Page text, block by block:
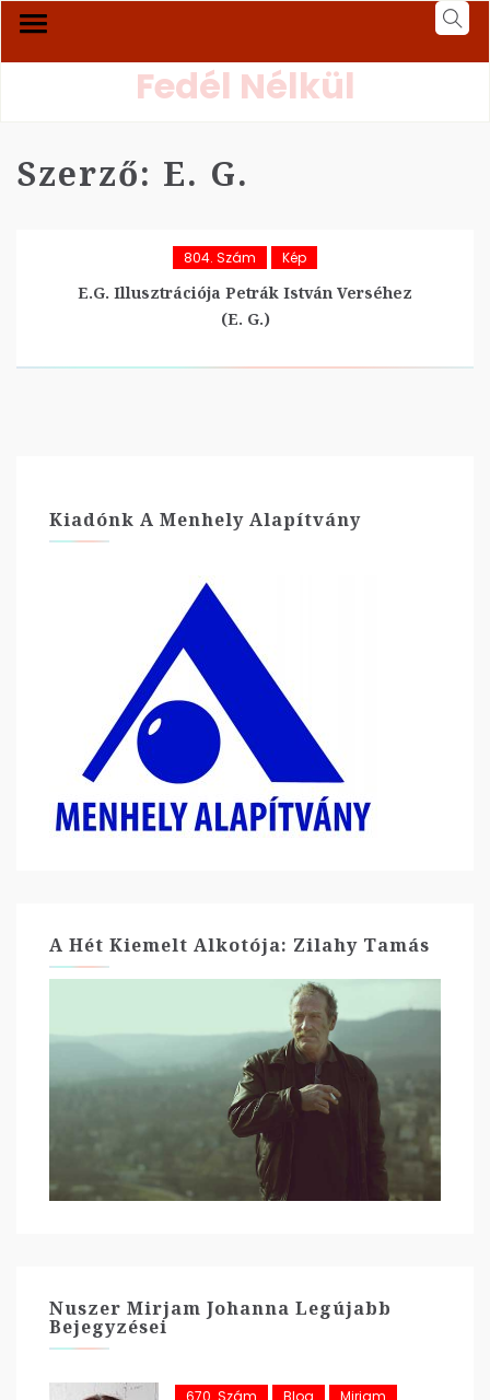
Fedél Nélkül
Szerző: E. G.
804. Szám Kép
E.G. Illusztrációja Petrák István Verséhez
(E. G.)
Kiadónk A Menhely Alapítvány
A Hét Kiemelt Alkotója: Zilahy Tamás
Nuszer Mirjam Johanna Legújabb
Bejegyzései
670. Szám Blog Mirjam